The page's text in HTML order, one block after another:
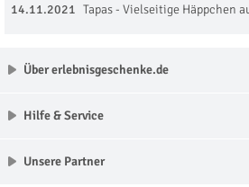
14.11.2021 Tapas - Vielseitige Häppchen
Über erlebnisgeschenke.de
Hilfe & Service
Unsere Partner